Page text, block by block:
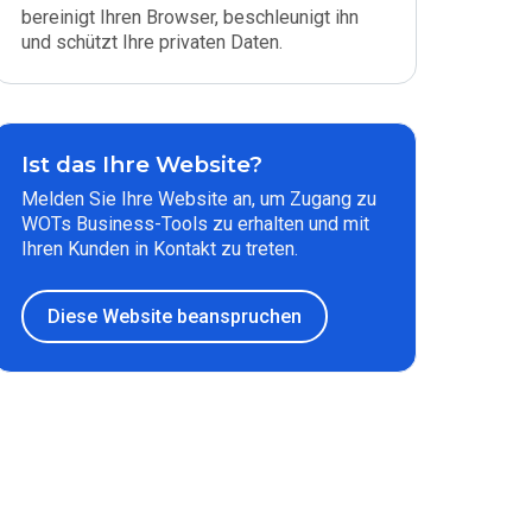
bereinigt Ihren Browser, beschleunigt ihn
und schützt Ihre privaten Daten.
Ist das Ihre Website?
Melden Sie Ihre Website an, um Zugang zu
WOTs Business-Tools zu erhalten und mit
Ihren Kunden in Kontakt zu treten.
Diese Website beanspruchen